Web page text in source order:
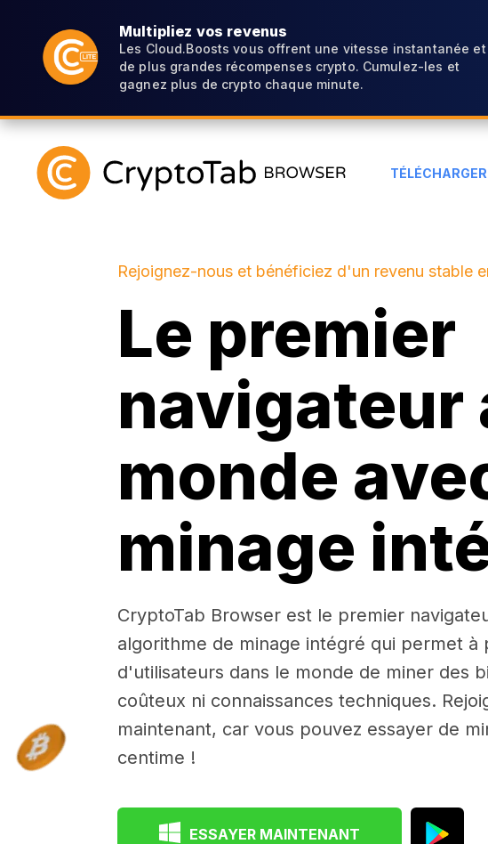
Multipliez vos revenus
Les Cloud.Boosts vous offrent une vitesse instantanée et
de plus grandes récompenses crypto. Cumulez-les et
gagnez plus de crypto chaque minute.
TÉLÉCHARGER
Rejoignez-nous et bénéficiez d'un revenu stable
Le premier
navigateur
monde
minage
CryptoTab Browser est le premier
algorithme de minage intégré qui permet à
d'utilisateurs dans le monde de miner des
coûteux ni connaissances techniques.
maintenant, car vous pouvez essayer de
centime !
ESSAYER MAINTENANT